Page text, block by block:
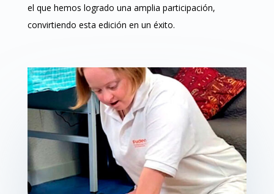
el que hemos logrado una amplia participación,
convirtiendo esta edición en un éxito.